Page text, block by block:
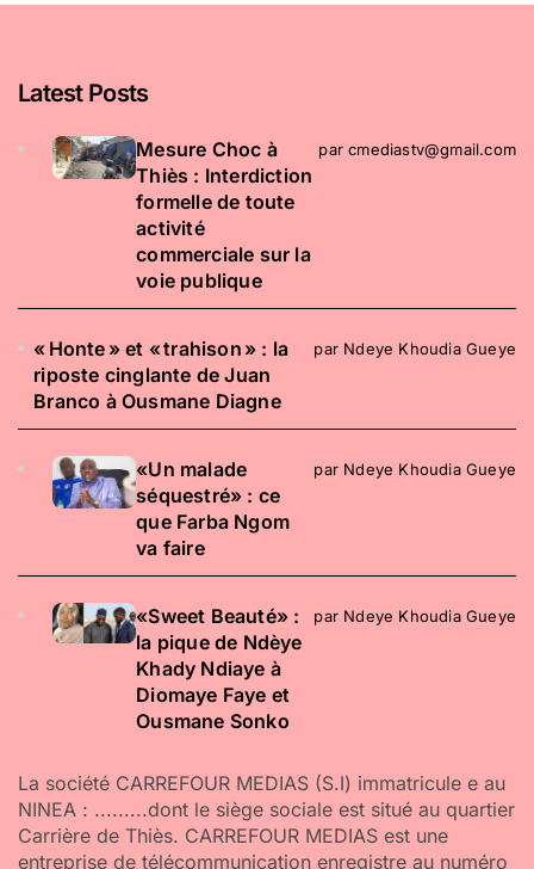
Latest Posts
​Mesure Choc à
Thiès : Interdiction
formelle de toute
activité
commerciale sur la
voie publique
par cmediastv@gmail.com
« Honte » et « trahison » : la
riposte cinglante de Juan
Branco à Ousmane Diagne
par Ndeye Khoudia Gueye
«Un malade
séquestré» : ce
que Farba Ngom
va faire
par Ndeye Khoudia Gueye
«Sweet Beauté» :
la pique de Ndèye
Khady Ndiaye à
Diomaye Faye et
Ousmane Sonko
par Ndeye Khoudia Gueye
La société CARREFOUR MEDIAS (S.I) immatricule e au
NINEA : .........dont le siège sociale est situé au quartier
Carrière de Thiès. CARREFOUR MEDIAS est une
entreprise de télécommunication enregistre au numéro